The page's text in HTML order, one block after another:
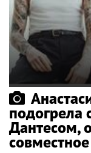
подогрела
Дантесом,